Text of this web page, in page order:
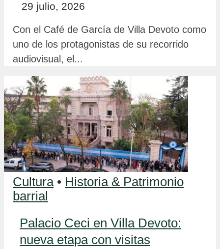
29 julio, 2026
Con el Café de García de Villa Devoto como
uno de los protagonistas de su recorrido
audiovisual, el...
Cultura • Historia & Patrimonio
barrial
Palacio Ceci en Villa Devoto:
nueva etapa con visitas